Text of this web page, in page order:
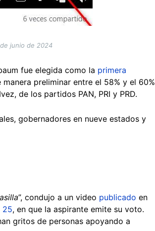
junio de 2024
fue elegida como la primera
preliminar entre el 58% y el 60%
de los partidos PAN, PRI y PRD.
gobernadores en nueve estados y
”, condujo a un video publicado en
25, en que la aspirante emite su voto.
gritos de personas apoyando a